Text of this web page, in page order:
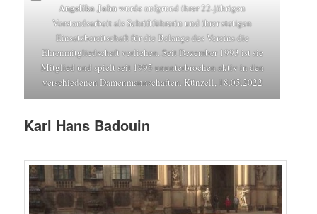
Angelika Jahnwurde aufgrund ihrer 22-jährigen
Vorstandsarbeit als Schriftführerin und ihrer stetigen
Einsatzbereitschaft für die Belange des Vereins die
Ehrenmitgliedschaft verliehen. Seit Dezember 1993 ist sie
Mitglied und spielt seit 1995 ununterbrochen aktiv in den
verschiedenen Damenmannschaften. Künzell, 18.05.2022
Karl Hans Badouin